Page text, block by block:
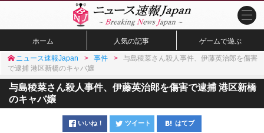
ホーム 人気の記事 ゲームで遊ぶ
ニュース速報Japan 事件
与島稜菜さん殺人事件、伊藤英治郎を傷害
で逮捕 港区新橋のキャバ嬢
与島稜菜さん殺人事件、伊藤英治郎を傷害で逮捕 港区新橋
のキャバ嬢
いいね！ ツイート はてブ